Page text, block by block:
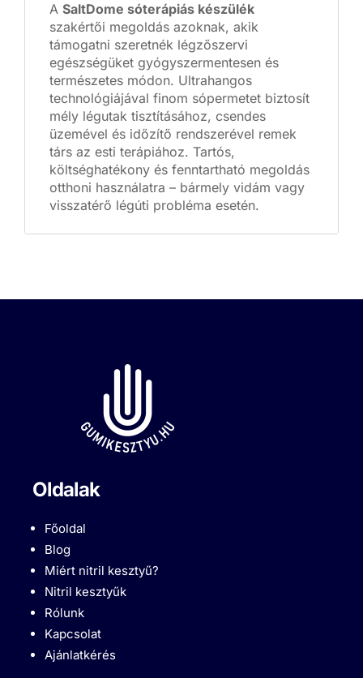
A SaltDome sóterápiás készülék
szakértői megoldás azoknak, akik
támogatni szeretnék légzőszervi
egészségüket gyógyszermentesen és
természetes módon. Ultrahangos
technológiájával finom sópermetet biztosít
mély légutak tisztításához, csendes
üzemével és időzítő rendszerével remek
társ az esti terápiához. Tartós,
költséghatékony és fenntartható megoldás
otthoni használatra – bármely vidám vagy
visszatérő légúti probléma esetén.
Oldalak
Főoldal
Blog
Miért nitril kesztyű?
Nitril kesztyűk
Rólunk
Kapcsolat
Ajánlatkérés